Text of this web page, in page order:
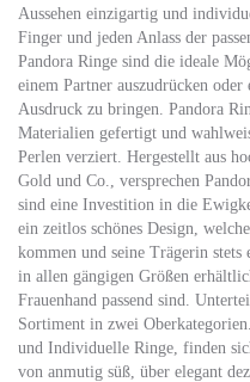
Aussehen einzigartig und
Finger und jeden Anlass der
Pandora Ringe sind die ideale
einem Partner auszudrücken
Ausdruck zu bringen. Pandora
Materialien gefertigt und
Perlen verziert. Hergestellt aus
Gold und Co., versprechen
sind eine Investition in die
ein zeitlos schönes Design,
kommen und seine Trägerin
in allen gängigen Größen
Frauenhand passend sind.
Sortiment in zwei
und Individuelle Ringe, finden
von anmutig süß, über elegant